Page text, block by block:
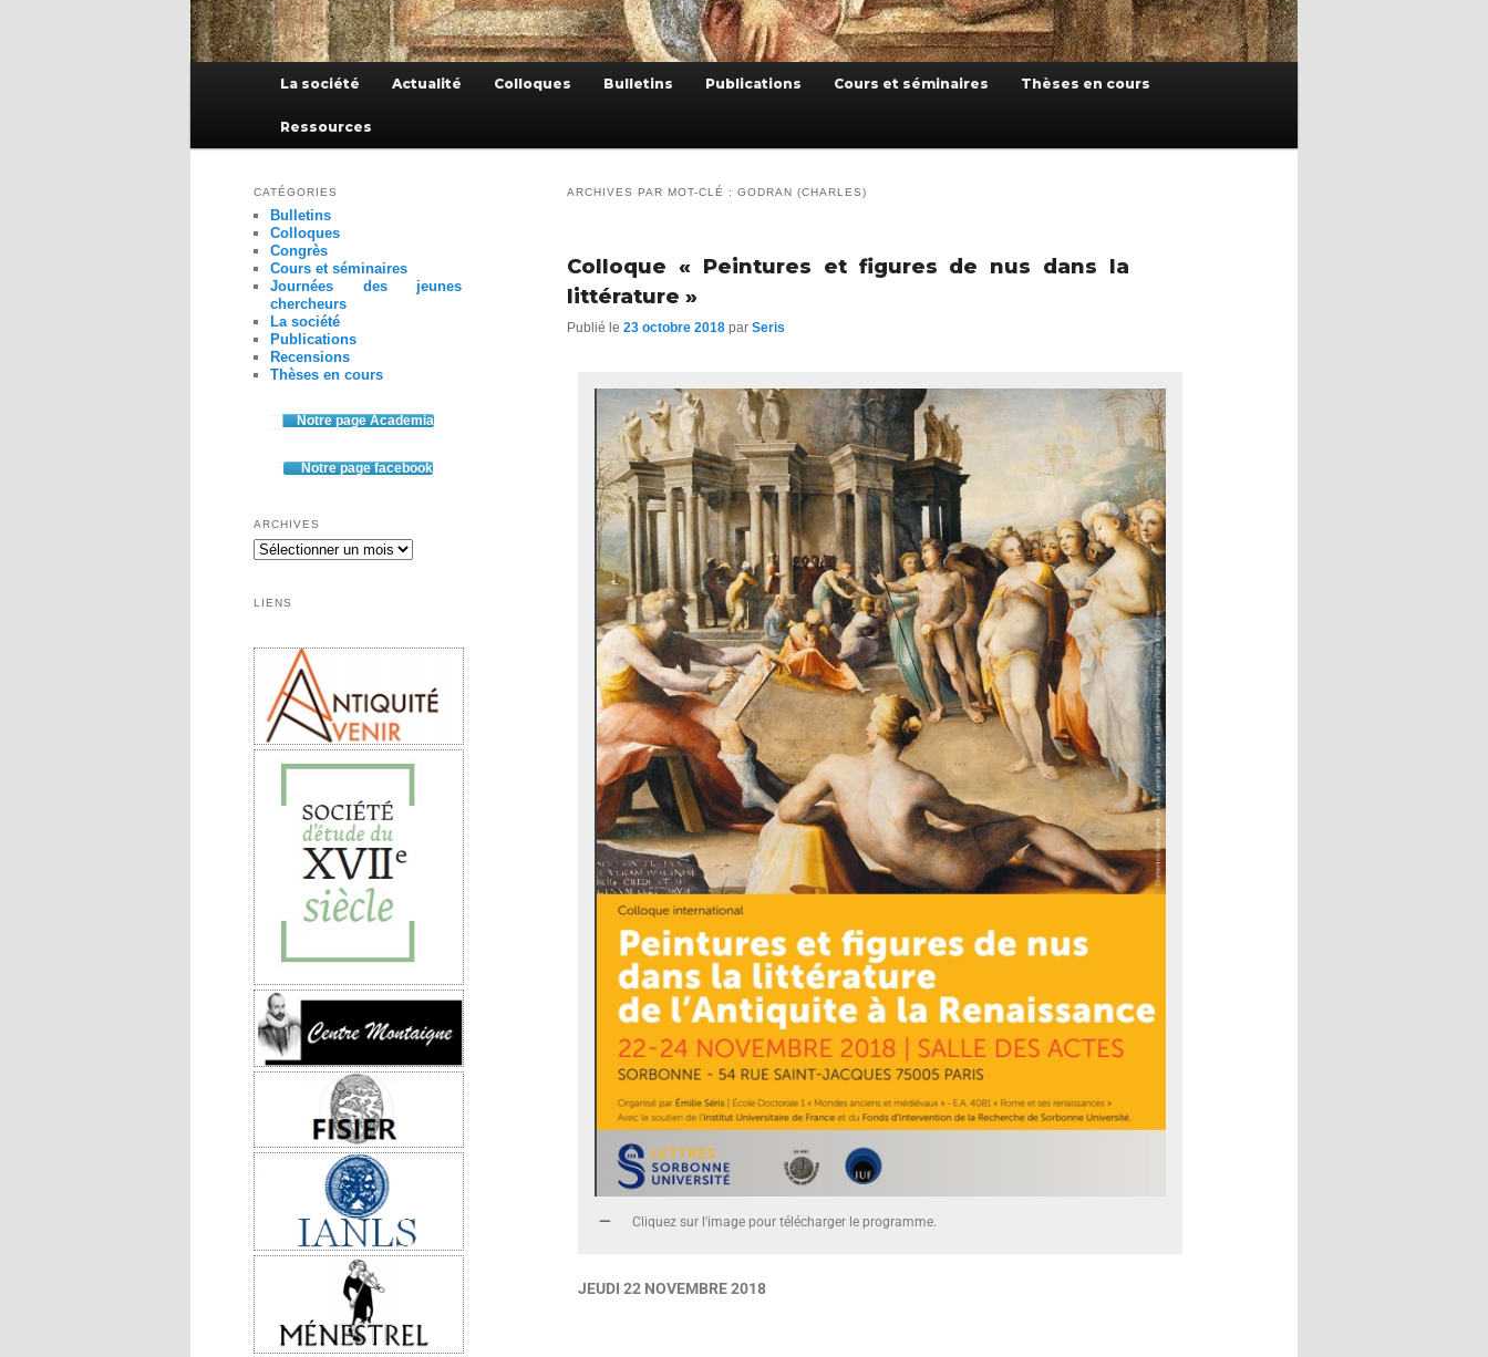
La société Actualité Colloques Bulletins Publications Cours et séminaires Thèses en cours
Ressources
ARCHIVES PAR MOT-CLÉ : GODRAN (CHARLES)
Colloque « Peintures et figures de nus dans la
littérature »
Publié le 23 octobre 2018 par Seris
Cliquez sur l'image pour télécharger le programme.
JEUDI 22 NOVEMBRE 2018
CATÉGORIES
Bulletins
Colloques
Congrès
Cours et séminaires
Journées des jeunes
chercheurs
La société
Publications
Recensions
Thèses en cours
Notre page Academia
Notre page facebook
ARCHIVES
LIENS